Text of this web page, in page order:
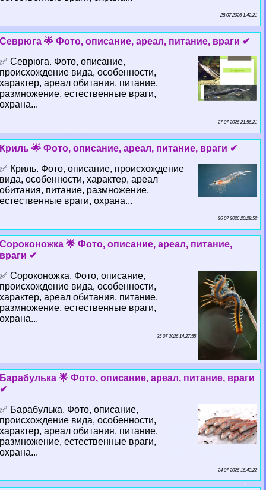
28 07 2026 1:42:21
Севрюга 🌟 Фото, описание, ареал, питание, враги ✔
✅ Севрюга. Фото, описание,
происхождение вида, особенности,
хаpaктер, ареал обитания, питание,
размножение, естественные враги,
охрана...
27 07 2026 21:56:21
Криль 🌟 Фото, описание, ареал, питание, враги ✔
✅ Криль. Фото, описание, происхождение
вида, особенности, хаpaктер, ареал
обитания, питание, размножение,
естественные враги, охрана...
26 07 2026 20:28:52
Сороконожка 🌟 Фото, описание, ареал, питание,
враги ✔
✅ Сороконожка. Фото, описание,
происхождение вида, особенности,
хаpaктер, ареал обитания, питание,
размножение, естественные враги,
охрана...
25 07 2026 14:27:55
Баpaбулька 🌟 Фото, описание, ареал, питание, враги
✔
✅ Баpaбулька. Фото, описание,
происхождение вида, особенности,
хаpaктер, ареал обитания, питание,
размножение, естественные враги,
охрана...
24 07 2026 16:43:22